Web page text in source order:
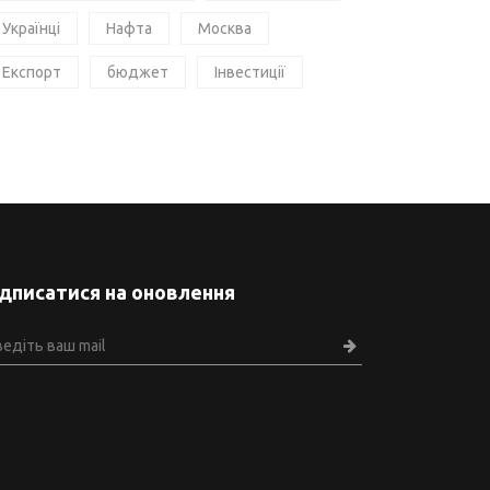
Українці Нафта Москва
Експорт бюджет Інвестиції
на оновлення